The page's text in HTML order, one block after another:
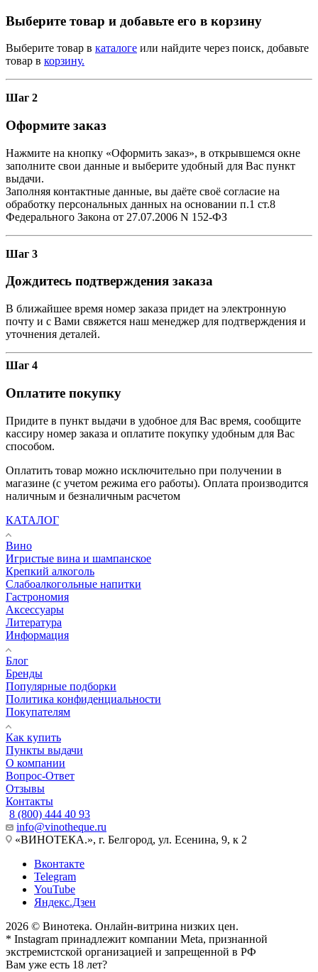
Выберите товар и добавьте его в корзину
Выберите товар в каталоге или найдите через поиск, добавьте
товар в корзину.
Шаг 2
Оформите заказ
Нажмите на кнопку «Оформить заказ», в открывшемся окне
заполните свои данные и выберите удобный для Вас пункт
выдачи.
Заполняя контактные данные, вы даёте своё согласие на
обработку персональных данных на основании п.1 ст.8
Федерального Закона от 27.07.2006 N 152-ФЗ
Шаг 3
Дождитесь подтверждения заказа
В ближайшее время номер заказа придет на электронную
почту и с Вами свяжется наш менеджер для подтверждения и
уточнения деталей.
Шаг 4
Оплатите покупку
Придите в пункт выдачи в удобное для Вас время, сообщите
кассиру номер заказа и оплатите покупку удобным для Вас
способом.
Оплатить товар можно исключительно при получении в
магазине (с учетом режима его работы). Оплата производится
наличным и безналичным расчетом
КАТАЛОГ
Вино
Игристые вина и шампанское
Крепкий алкоголь
Слабоалкогольные напитки
Гастрономия
Аксессуары
Литература
Информация
Блог
Бренды
Популярные подборки
Политика конфиденциальности
Покупателям
Как купить
Пункты выдачи
О компании
Вопрос-Ответ
Отзывы
Контакты
8 (800) 444 40 93
info@vinotheque.ru
«ВИНОТЕКА.», г. Белгород, ул. Есенина, 9, к 2
Вконтакте
Telegram
YouTube
Яндекс.Дзен
2026 © Винотека. Онлайн-витрина низких цен.
* Instagram принадлежит компании Meta, признанной
экстремистской организацией и запрещенной в РФ
Вам уже есть 18 лет?